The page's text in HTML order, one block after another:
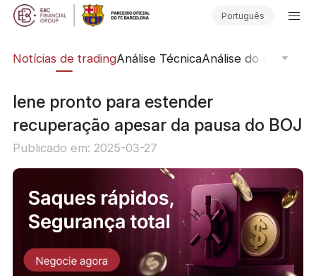
Português
Notícias de tradingAnálise TécnicaAnálise do mercado
Iene pronto para estender
recuperação apesar da pausa do BOJ
Publicado em: 2025-03-27